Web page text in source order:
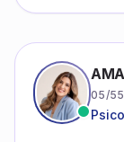
05/